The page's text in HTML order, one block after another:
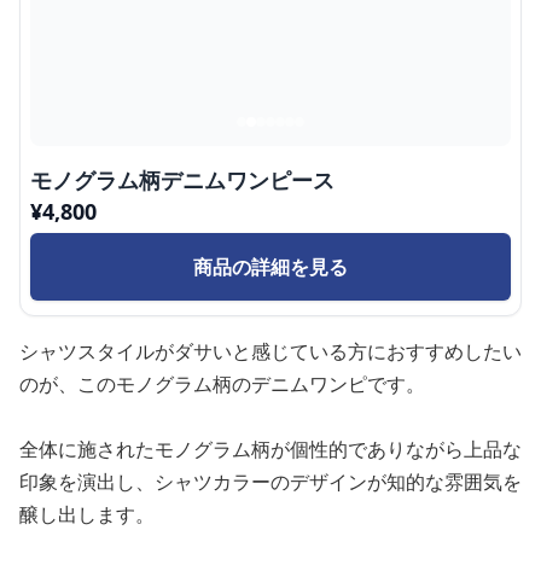
モノグラム柄デニムワンピース
¥4,800
商品の詳細を見る
シャツスタイルがダサいと感じている方におすすめしたい
のが、このモノグラム柄のデニムワンピです。
全体に施されたモノグラム柄が個性的でありながら上品な
印象を演出し、シャツカラーのデザインが知的な雰囲気を
醸し出します。